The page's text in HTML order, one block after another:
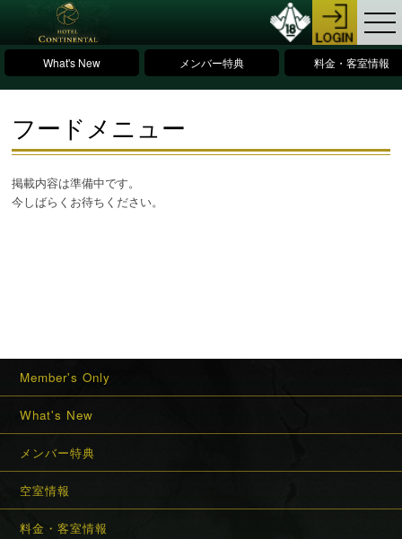
What's New メンバー特典 料金・客室情報
フードメニュー
掲載内容は準備中です。
今しばらくお待ちください。
Member's Only
What's New
メンバー特典
空室情報
料金・客室情報